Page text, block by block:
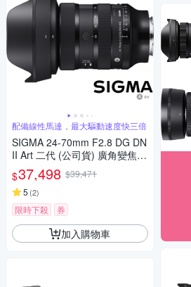
配備線性馬達，最大驅動速度快三倍
SIGMA 24-70mm F2.8 DG DN
II Art 二代 (公司貨) 廣角變焦鏡
頭 全片幅無反微單眼鏡頭 旅遊
鏡 大三元
$37,498 $39,471
5 (2)
限時下殺 券
加入購物車